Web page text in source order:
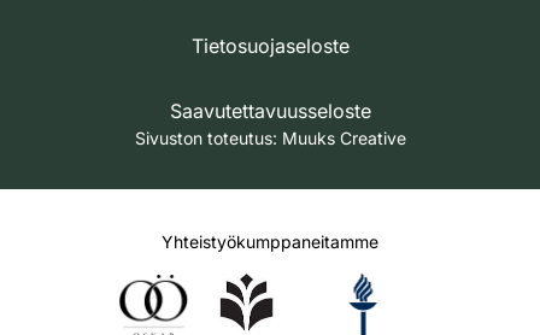
Tietosuojaseloste
Saavutettavuusseloste
Sivuston toteutus: Muuks Creative
Yhteistyökumppaneitamme